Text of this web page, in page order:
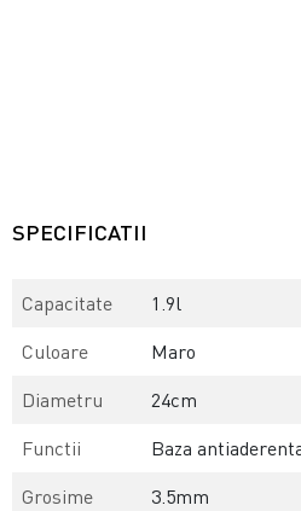
SPECIFICATII
Capacitate
1.9l
Culoare
Maro
Diametru
24cm
Functii
Baza
Grosime
3.5mm